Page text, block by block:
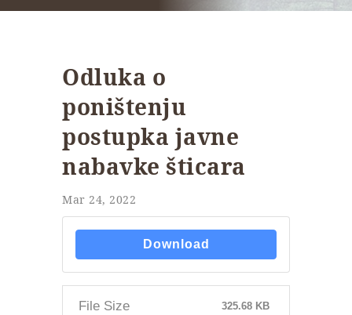
Odluka o
poništenju
postupka javne
nabavke šticara
Mar 24, 2022
Download
File Size 325.68 KB